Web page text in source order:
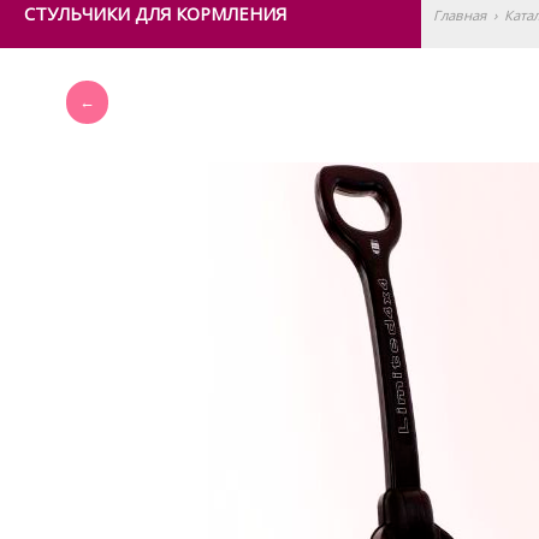
СТУЛЬЧИКИ ДЛЯ КОРМЛЕНИЯ Главная ›